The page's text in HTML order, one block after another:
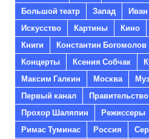
Большой театр
Запад
Искусство
Картины Кино
Книги
Константин Богомолов
Концерты
Ксения Собчак
Максим Галкин
Москва
Первый канал
Прохор Шаляпин
Режиссеры
Римас Туминас
Россия